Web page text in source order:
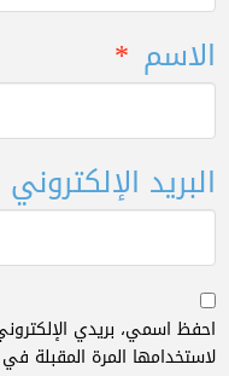
الاسم *
البريد الإلكتروني
احفظ اسمي، بريدي
لاستخدامها المرة المقبلة